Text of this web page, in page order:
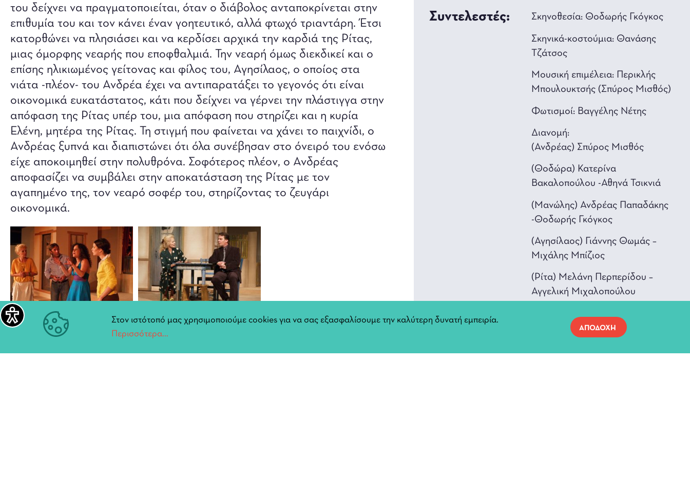
του δείχνει να πραγματοποιείται, όταν ο διάβολος ανταποκρίνεται στην
επιθυμία του και τον κάνει έναν γοητευτικό, αλλά φτωχό τριαντάρη. Έτσι
κατορθώνει να πλησιάσει και να κερδίσει αρχικά την καρδιά της Ρίτας,
μιας όμορφης νεαρής που εποφθαλμιά. Την νεαρή όμως διεκδικεί και ο
επίσης ηλικιωμένος γείτονας και φίλος του, Αγησίλαος, ο οποίος στα
νιάτα -πλέον- του Ανδρέα έχει να αντιπαρατάξει το γεγονός ότι είναι
οικονομικά ευκατάστατος, κάτι που δείχνει να γέρνει την πλάστιγγα στην
απόφαση της Ρίτας υπέρ του, μια απόφαση που στηρίζει και η κυρία
Ελένη, μητέρα της Ρίτας. Τη στιγμή που φαίνεται να χάνει το παιχνίδι, ο
Ανδρέας ξυπνά και διαπιστώνει ότι όλα συνέβησαν στο όνειρό του ενόσω
είχε αποκοιμηθεί στην πολυθρόνα. Σοφότερος πλέον, ο Ανδρέας
αποφασίζει να συμβάλει στην αποκατάσταση της Ρίτας με τον
αγαπημένο της, τον νεαρό σοφέρ του, στηρίζοντας το ζευγάρι
οικονομικά.
Συντελεστές: Σκηνοθεσία: Θοδωρής Γκόγκος
Σκηνικά-κοστούμια: Θανάσης
Τζάτσος
Μουσική επιμέλεια: Περικλής
Μπουλουκτσής (Σπύρος Μισθός)
Φωτισμοί: Βαγγέλης Νέτης
Διανομή:
(Ανδρέας) Σπύρος Μισθός
(Θοδώρα) Κατερίνα
Βακαλοπούλου -Αθηνά Τσικνιά
(Μανώλης) Ανδρέας Παπαδάκης
-Θοδωρής Γκόγκος
(Αγησίλαος) Γιάννης Θωμάς –
Μιχάλης Μπίζιος
(Ρίτα) Μελάνη Περπερίδου –
Αγγελική Μιχαλοπούλου
Αθηνά Τσικνιά
Στον ιστότοπό μας χρησιμοποιούμε cookies για να σας εξασφαλίσουμε την καλύτερη δυνατή εμπειρία.
Περισσότερα...
ΑΠΟΔΟΧΗ